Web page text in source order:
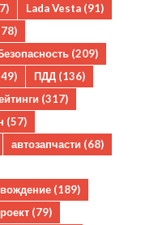
Lada Vesta (91)
(209)
ПДД (136)
(317)
(57)
автозапчасти (68)
вождение (189)
(79)